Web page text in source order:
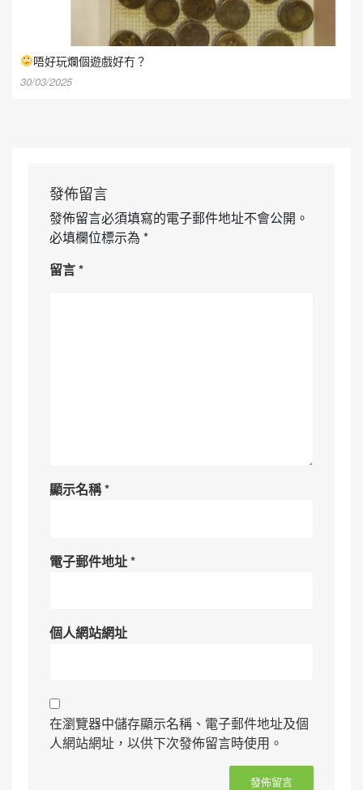
唔好玩爛個遊戲好冇？
30/03/2025
發佈留言
發佈留言必須填寫的電子郵件地址不會公開。
必填欄位標示為 *
留言*
顯示名稱*
電子郵件地址*
個人網站網址
在瀏覽器中儲存顯示名稱、電子郵件地址及個
人網站網址，以供下次發佈留言時使用。